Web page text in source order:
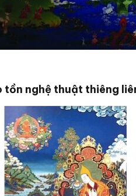
tồn nghệ thuật thiêng